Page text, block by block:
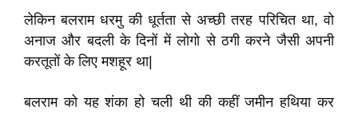
लेकिन बलराम धरमु की धूर्तता से अच्छी तरह परिचित था,वो
अनाज और बदली के दिनों में लोगो से ठगी करने जैसी अपनी
करतूतों के लिए मशहूर था|
बलराम को यह शंका हो चली थी की कहीं जमीन हथिया कर